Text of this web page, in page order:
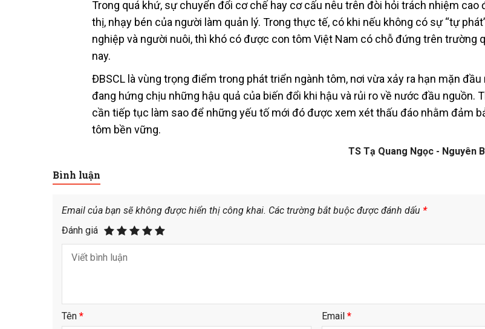
Trong quá khứ, sự chuyển đổi cơ chế hay cơ cấu nêu trên đòi hỏi trách nhiệm cao
thị, nhạy bén của người làm quản lý. Trong thực tế, có khi nếu không có sự “tự
nghiệp và người nuôi, thì khó có được con tôm Việt Nam có chỗ đứng trên trường
nay.
ĐBSCL là vùng trọng điểm trong phát triển ngành tôm, nơi vừa xảy ra hạn mặn đầu
đang hứng chịu những hậu quả của biến đổi khi hậu và rủi ro về nước đầu nguồn.
cần tiếp tục làm sao để những yếu tố mới đó được xem xét thấu đáo nhằm đảm
tôm bền vững.
TS Tạ Quang Ngọc - Nguyên
Bình luận
Email của bạn sẽ không được hiển thị công khai. Các trường bắt buộc được đánh dấu *
Đánh giá
Tên * Email*